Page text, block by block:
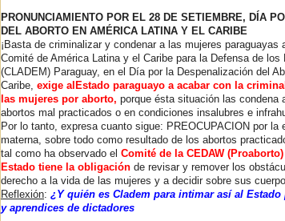
PRONUNCIAMIENTO POR EL 28 DE SETIEMBRE, DÍA
DEL ABORTO EN AMÉRICA LATINA Y EL CARIBE
¡Basta de criminalizar y condenar a las mujeres paraguayas
Comité de América Latina y el Caribe para la Defensa de los
(CLADEM) Paraguay, en el Día por la Despenalización del
Caribe, exige alEstado paraguayo a acabar con la
las mujeres por aborto, porque ésta situación las condena
abortos mal practicados o en condiciones insalubres e
Por lo tanto, expresa cuanto sigue: PREOCUPACION por la
materna, sobre todo como resultado de los abortos
tal como ha observado el Comité de la CEDAW (Proaborto)
Estado tiene la obligación de revisar y remover los
derecho a la vida de las mujeres y a decidir sobre sus
Reflexión: ¿Y quién es Cladem para intimar así al Estado
y aprendices de dictadores